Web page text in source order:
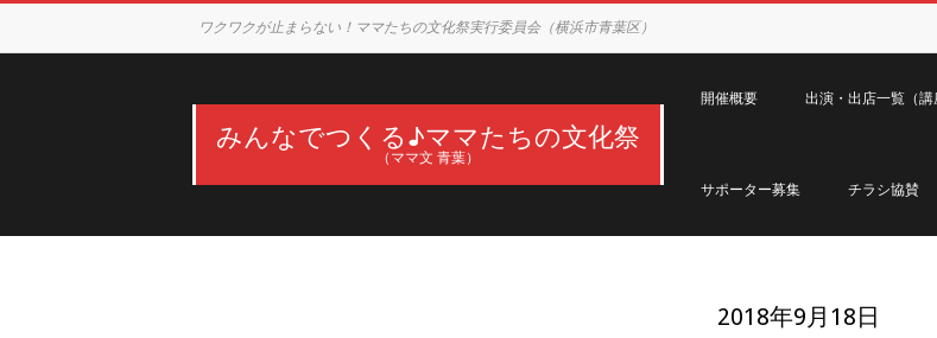
ワクワクが止まらない！ママたちの文化祭実行委員会（横浜市青葉区）
みんなでつくる♪ママたちの文化祭
（ママ文 青葉）
Navigation
開催概要 出演・出店一覧（講
サポーター募集 チラシ協賛
2018年9月18日